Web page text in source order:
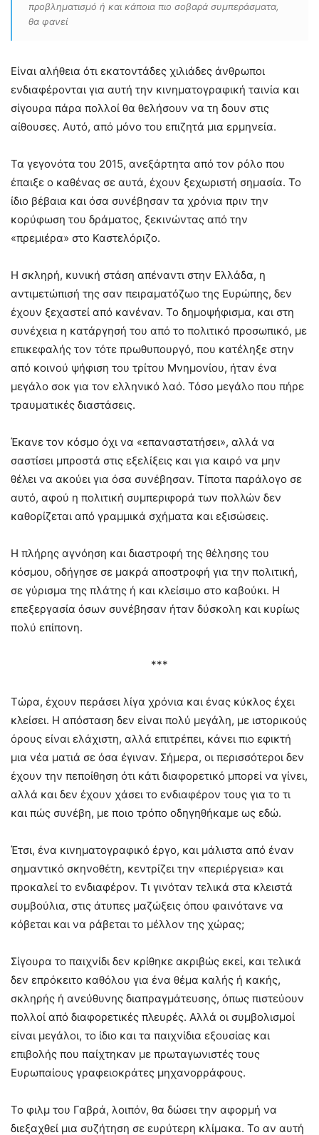
προβληματισμό ή και κάποια πιο σοβαρά συμπεράσματα,
θα φανεί
Είναι αλήθεια ότι εκατοντάδες χιλιάδες άνθρωποι
ενδιαφέρονται για αυτή την κινηματογραφική ταινία και
σίγουρα πάρα πολλοί θα θελήσουν να τη δουν στις
αίθουσες. Αυτό, από μόνο του επιζητά μια ερμηνεία.
Τα γεγονότα του 2015, ανεξάρτητα από τον ρόλο που
έπαιξε ο καθένας σε αυτά, έχουν ξεχωριστή σημασία. Το
ίδιο βέβαια και όσα συνέβησαν τα χρόνια πριν την
κορύφωση του δράματος, ξεκινώντας από την
«πρεμιέρα» στο Καστελόριζο.
Η σκληρή, κυνική στάση απέναντι στην Ελλάδα, η
αντιμετώπισή της σαν πειραματόζωο της Ευρώπης, δεν
έχουν ξεχαστεί από κανέναν. Το δημοψήφισμα, και στη
συνέχεια η κατάργησή του από το πολιτικό προσωπικό, με
επικεφαλής τον τότε πρωθυπουργό, που κατέληξε στην
από κοινού ψήφιση του τρίτου Μνημονίου, ήταν ένα
μεγάλο σοκ για τον ελληνικό λαό. Τόσο μεγάλο που πήρε
τραυματικές διαστάσεις.
Έκανε τον κόσμο όχι να «επαναστατήσει», αλλά να
σαστίσει μπροστά στις εξελίξεις και για καιρό να μην
θέλει να ακούει για όσα συνέβησαν. Τίποτα παράλογο σε
αυτό, αφού η πολιτική συμπεριφορά των πολλών δεν
καθορίζεται από γραμμικά σχήματα και εξισώσεις.
Η πλήρης αγνόηση και διαστροφή της θέλησης του
κόσμου, οδήγησε σε μακρά αποστροφή για την πολιτική,
σε γύρισμα της πλάτης ή και κλείσιμο στο καβούκι. Η
επεξεργασία όσων συνέβησαν ήταν δύσκολη και κυρίως
πολύ επίπονη.
***
Τώρα, έχουν περάσει λίγα χρόνια και ένας κύκλος έχει
κλείσει. Η απόσταση δεν είναι πολύ μεγάλη, με ιστορικούς
όρους είναι ελάχιστη, αλλά επιτρέπει, κάνει πιο εφικτή
μια νέα ματιά σε όσα έγιναν. Σήμερα, οι περισσότεροι δεν
έχουν την πεποίθηση ότι κάτι διαφορετικό μπορεί να γίνει,
αλλά και δεν έχουν χάσει το ενδιαφέρον τους για το τι
και πώς συνέβη, με ποιο τρόπο οδηγηθήκαμε ως εδώ.
Έτσι, ένα κινηματογραφικό έργο, και μάλιστα από έναν
σημαντικό σκηνοθέτη, κεντρίζει την «περιέργεια» και
προκαλεί το ενδιαφέρον. Τι γινόταν τελικά στα κλειστά
συμβούλια, στις άτυπες μαζώξεις όπου φαινότανε να
κόβεται και να ράβεται το μέλλον της χώρας;
Σίγουρα το παιχνίδι δεν κρίθηκε ακριβώς εκεί, και τελικά
δεν επρόκειτο καθόλου για ένα θέμα καλής ή κακής,
σκληρής ή ανεύθυνης διαπραγμάτευσης, όπως πιστεύουν
πολλοί από διαφορετικές πλευρές. Αλλά οι συμβολισμοί
είναι μεγάλοι, το ίδιο και τα παιχνίδια εξουσίας και
επιβολής που παίχτηκαν με πρωταγωνιστές τους
Ευρωπαίους γραφειοκράτες μηχανορράφους.
Το φιλμ του Γαβρά, λοιπόν, θα δώσει την αφορμή να
διεξαχθεί μια συζήτηση σε ευρύτερη κλίμακα. Το αν αυτή